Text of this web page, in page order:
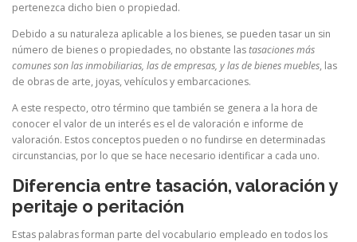
pertenezca dicho bien o propiedad.
Debido a su naturaleza aplicable a los bienes, se pueden tasar un sin
número de bienes o propiedades, no obstante lastasaciones más
comunes son las inmobiliarias, las de empresas, y las de bienes muebles, las
de obras de arte, joyas, vehículos y embarcaciones.
A este respecto, otro término que también se genera a la hora de
conocer el valor de un interés es el de valoración e informe de
valoración. Estos conceptos pueden o no fundirse en determinadas
circunstancias, por lo que se hace necesario identificar a cada uno.
Diferencia entre tasación, valoración y
peritaje o peritación
Estas palabras forman parte del vocabulario empleado en todos los